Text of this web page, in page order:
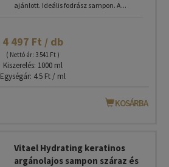
ajánlott. Ideális fodrász sampon. A...
4 497 Ft / db
( Nettó ár: 3 541 Ft )
Kiszerelés: 1000 ml
Egységár: 4.5 Ft / ml
KOSÁRBA
Vitael Hydrating keratinos
argánolajos sampon száraz és